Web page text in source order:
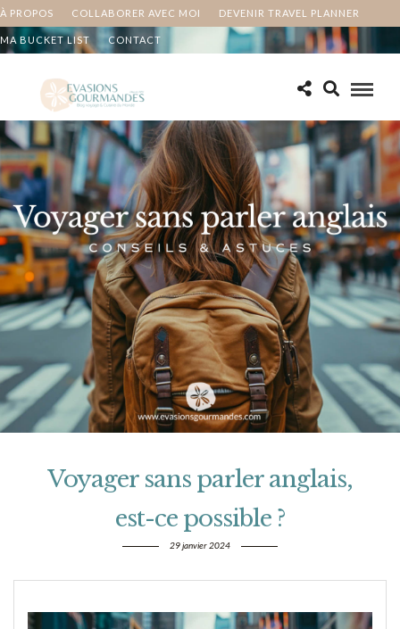
À PROPOS COLLABORER AVEC MOI DEVENIR TRAVEL PLANNER
MA BUCKET LIST CONTACT
Voyager sans parler anglais,
est-ce possible ?
29 janvier 2024